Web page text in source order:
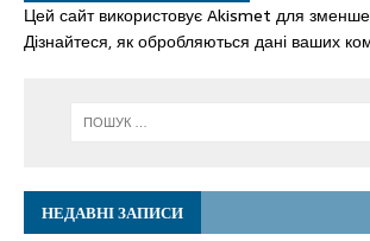
Цей сайт використовує Akismet для
Дізнайтеся, як обробляються дані ваших
НЕДАВНІ ЗАПИСИ